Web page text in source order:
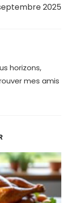
2025
horizons,
mes amis